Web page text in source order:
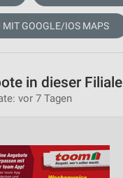
MIT GOOGLE/IOS MAPS
in dieser Filiale
vor 7 Tagen